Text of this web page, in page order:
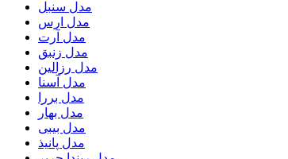
مدل سنبل
مدل ارس
مدل آرت
مدل زنبق
مدل رزالین
مدل آسنا
مدل بررا
مدل بهار
مدل بیبی
مدل پانیذ